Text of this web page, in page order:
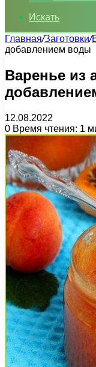
Искать
Главная/Заготовки/
добавлением воды
Варенье из
12.08.2022
0 Время чтения: 1